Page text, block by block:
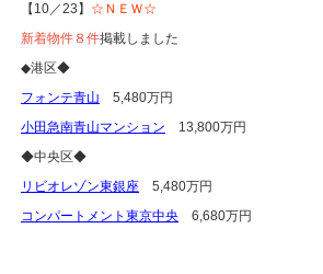
【10／23】 ☆ＮＥＷ☆
新着物件８件掲載しました
◆港区◆
フォンテ青山 5,480万円
小田急南青山マンション 13,800万円
◆中央区◆
リビオレゾン東銀座 5,480万円
コンパートメント東京中央 6,680万円